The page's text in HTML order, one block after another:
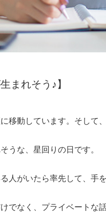
まれそう♪】
移動しています。そして
うな、星回りの日です。
人がいたら率先して、手
でなく、プライベートな